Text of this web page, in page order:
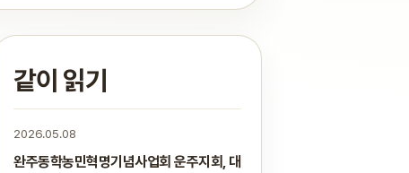
같이 읽기
2026.05.08
완주동학농민혁명기념사업회 운주지회, 대